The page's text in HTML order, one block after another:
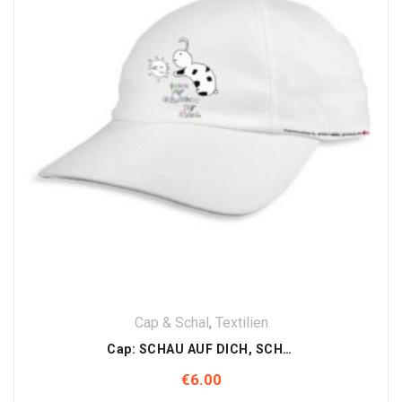
Cap & Schal, Textilien
Cap: SCHAU AUF DICH, SCHAU AUF MICH
€6.00